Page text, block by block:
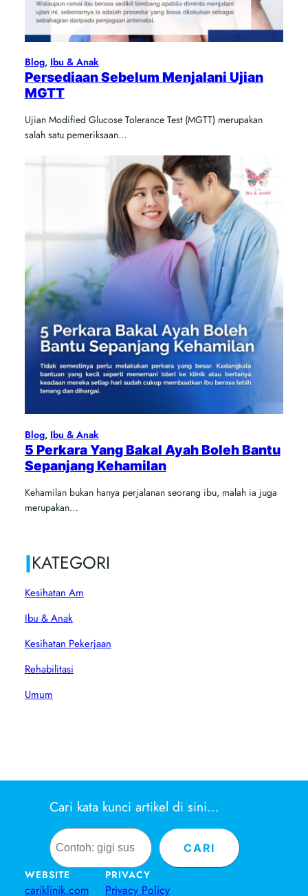
Blog, Ibu & Anak
Persediaan Sebelum Menjalani Ujian
MGTT
Ujian Modified Glucose Tolerance Test (MGTT) merupakan
salah satu pemeriksaan…
Blog, Ibu & Anak
5 Perkara Yang Bakal Ayah Boleh Bantu
Sepanjang Kehamilan
Kehamilan bukan hanya perjalanan seorang ibu, malah ia juga
merupakan…
|KATEGORI
Kesihatan Am
Ibu & Anak
Kesihatan Pekerjaan
Rehabilitasi
Umum
Cari kata kunci artikel di sini…
Search
CARI
WEBSITE
cariklinik.com
PRIVACY
Privacy Policy